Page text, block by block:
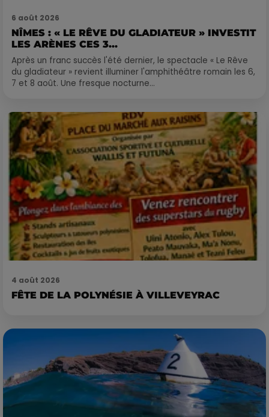
6 août 2026
NÎMES : « LE RÊVE DU GLADIATEUR » INVESTIT
LES ARÈNES CES 3...
Après un franc succès l'été dernier, le spectacle « Le Rêve
du gladiateur » revient illuminer l'amphithéâtre romain les 6,
7 et 8 août. Une fresque nocturne...
4 août 2026
FÊTE DE LA POLYNÉSIE À VILLEVEYRAC